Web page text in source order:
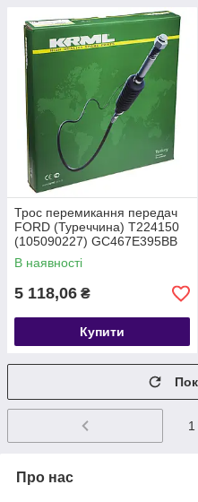
Трос перемикання передач
FORD (Туреччина) T224150
(105090227) GC467E395BB
В наявності
5 118,06 ₴
Купити
1
Про нас